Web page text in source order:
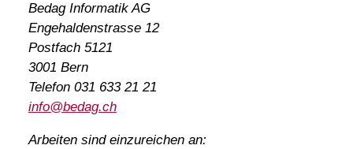
Bedag Informatik AG
Engehaldenstrasse 12
Postfach 5121
3001 Bern
Telefon 031 633 21 21
info@bedag.ch
Arbeiten sind einzureichen an: